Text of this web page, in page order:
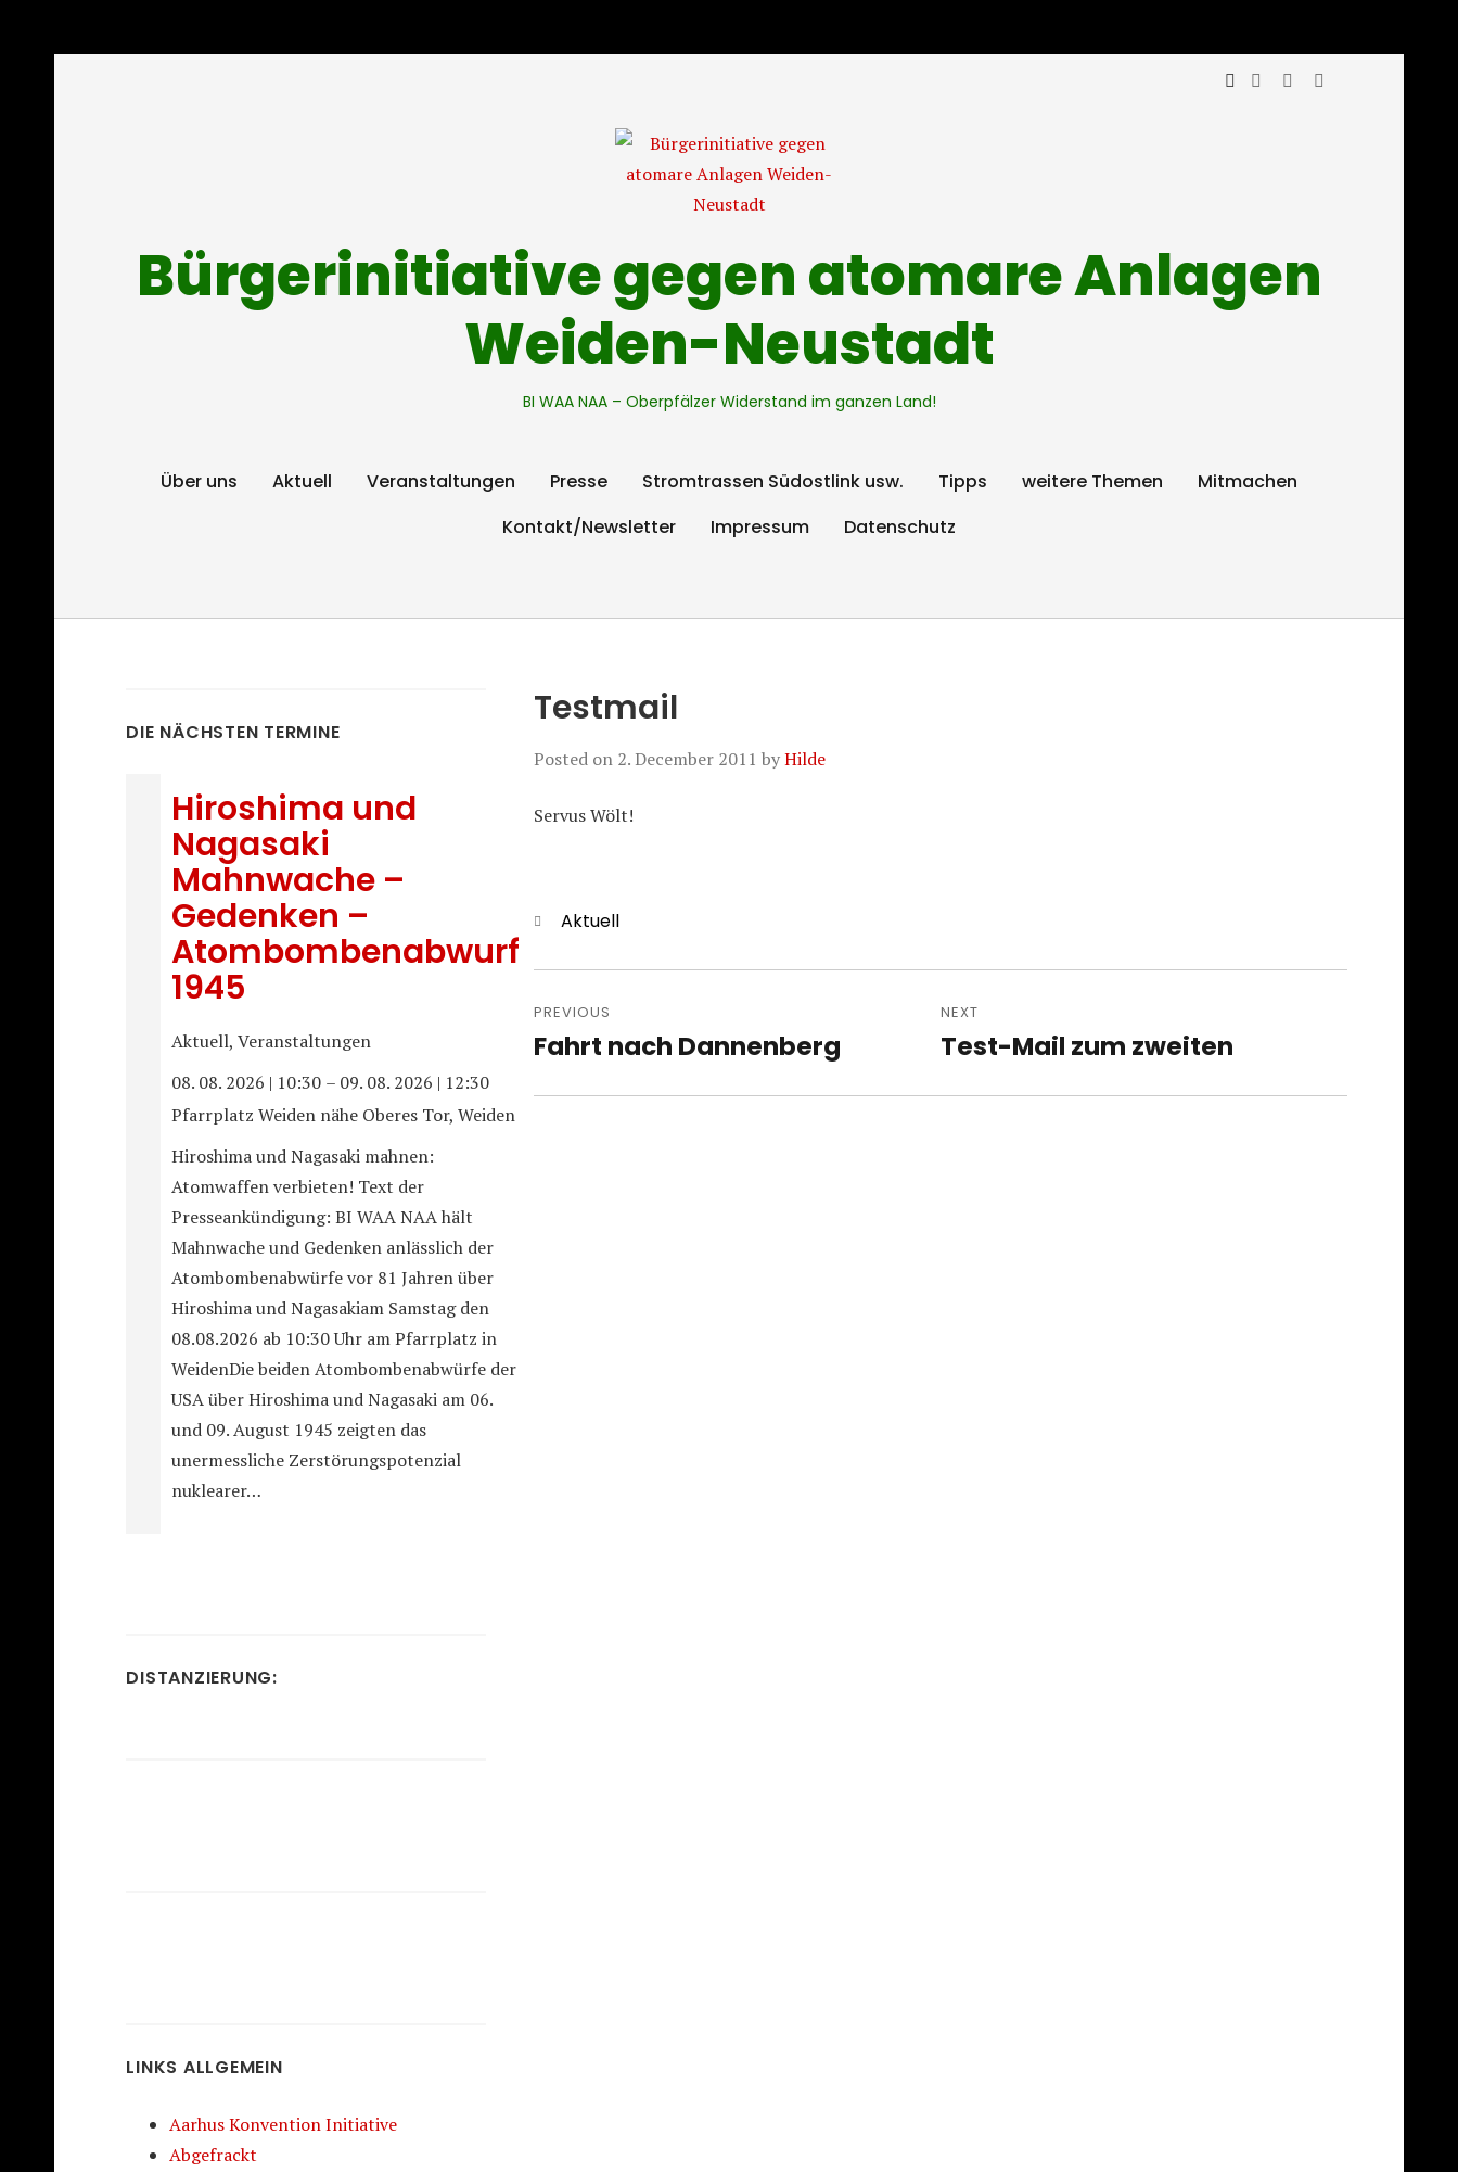
Bürgerinitiative gegen atomare Anlagen
Weiden-Neustadt
BI WAA NAA – Oberpfälzer Widerstand im ganzen Land!
Über uns Aktuell Veranstaltungen Presse Stromtrassen Südostlink usw. Tipps weitere Themen
Mitmachen
Kontakt/Newsletter
Impressum Datenschutz
Testmail
Posted on 2. December 2011 byHilde
Servus Wölt!
Categories
Aktuell
navigation
PREVIOUS
Previous
Fahrt nach Dannenberg
NEXT
Next
Test-Mail zum zweiten
DIE NÄCHSTEN TERMINE
Hiroshima und
Nagasaki
Mahnwache –
Gedenken –
Atombombenabwurf
1945
Aktuell, Veranstaltungen
08. 08. 2026 | 10:30 – 09. 08. 2026 | 12:30
Pfarrplatz Weiden nähe Oberes Tor, Weiden
Hiroshima und Nagasaki mahnen:
Atomwaffen verbieten! Text der
Presseankündigung: BI WAA NAA hält
Mahnwache und Gedenken anlässlich der
Atombombenabwürfe vor 81 Jahren über
Hiroshima und Nagasakiam Samstag den
08.08.2026 ab 10:30 Uhr am Pfarrplatz in
WeidenDie beiden Atombombenabwürfe der
USA über Hiroshima und Nagasaki am 06.
und 09. August 1945 zeigten das
unermessliche Zerstörungspotenzial
nuklearer…
DISTANZIERUNG:
LINKS ALLGEMEIN
Aarhus Konvention Initiative
Abgefrackt